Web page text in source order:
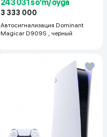
243 031 so'm/oyga
3 333 000
Автосигнализация Dominant
Magicar D909S , черный